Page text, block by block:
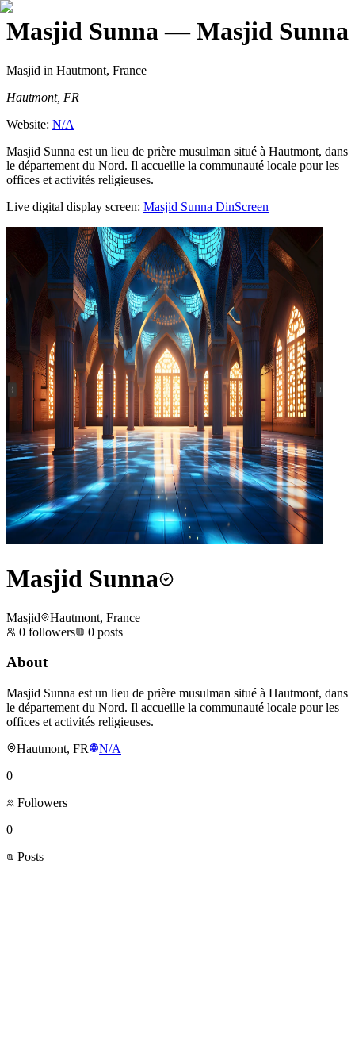
Masjid Sunna— Masjid Sunna
Masjid in Hautmont, France
Hautmont, FR
Website: N/A
Masjid Sunna est un lieu de prière musulman situé à Hautmont, dans
le département du Nord. Il accueille la communauté locale pour les
offices et activités religieuses.
Live digital display screen: Masjid Sunna DinScreen
Masjid Sunna
Masjid
Hautmont, France
0 followers 0 posts
About
Masjid Sunna est un lieu de prière musulman situé à Hautmont, dans
le département du Nord. Il accueille la communauté locale pour les
offices et activités religieuses.
Hautmont, FR
N/A
0
Followers
0
Posts